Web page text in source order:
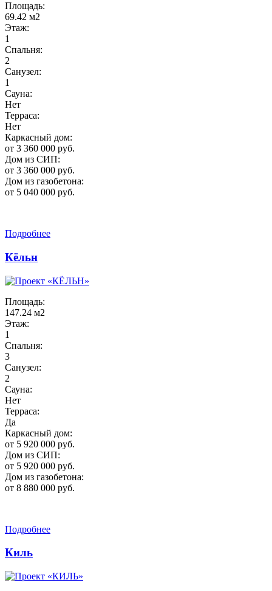
Площадь:
69.42 м2
Этаж:
1
Спальня:
2
Санузел:
1
Сауна:
Нет
Терраса:
Нет
Каркасный дом:
от 3 360 000 руб.
Дом из СИП:
от 3 360 000 руб.
Дом из газобетона:
от 5 040 000 руб.
Подробнее
Кёльн
Площадь:
147.24 м2
Этаж:
1
Спальня:
3
Санузел:
2
Сауна:
Нет
Терраса:
Да
Каркасный дом:
от 5 920 000 руб.
Дом из СИП:
от 5 920 000 руб.
Дом из газобетона:
от 8 880 000 руб.
Подробнее
Киль